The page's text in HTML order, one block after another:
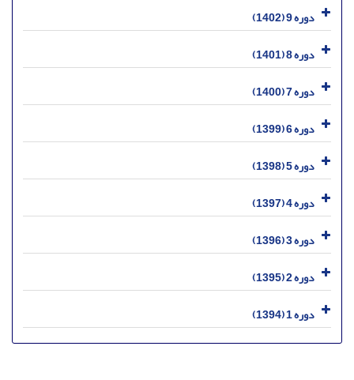
دوره 9 (1402)
دوره 8 (1401)
دوره 7 (1400)
دوره 6 (1399)
دوره 5 (1398)
دوره 4 (1397)
دوره 3 (1396)
دوره 2 (1395)
دوره 1 (1394)